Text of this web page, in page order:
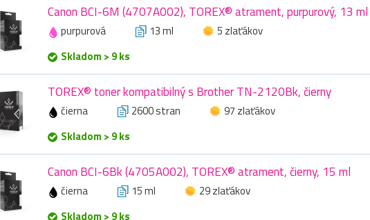
Canon BCI-6M (4707A002), TOREX® atrament, purpurový, 13 ml
purpurová 13 ml
5 zlaťákov
Skladom > 9 ks
TOREX® toner kompatibilný s Brother TN-2120Bk, čierny
čierna 2600 stran
97 zlaťákov
Skladom > 9 ks
Canon BCI-6Bk (4705A002), TOREX® atrament, čierny, 15 ml
čierna 15 ml
29 zlaťákov
Skladom > 9 ks